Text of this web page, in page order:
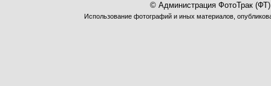
© Администрация ФотоТрак
Использование фотографий и иных материалов,